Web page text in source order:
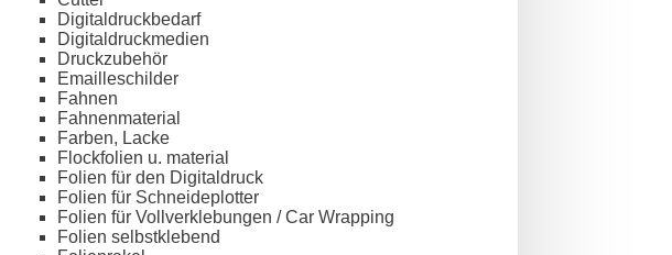
Digitaldruckbedarf
Digitaldruckmedien
Druckzubehör
Emailleschilder
Fahnen
Fahnenmaterial
Farben, Lacke
Flockfolien u. material
Folien für den Digitaldruck
Folien für Schneideplotter
Folien für Vollverklebungen / Car Wrapping
Folien selbstklebend